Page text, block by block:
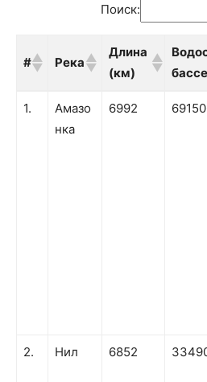
Поиск:
# Река
Длина
(км)
# Река
Длина
1.
Амазо
нка
6992
2. Нил 6852